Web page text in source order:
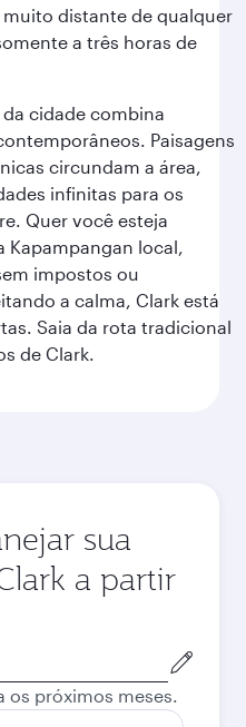
distante de qualquer
a três horas de
cidade combina
Paisagens
circundam a área,
infinitas para os
Quer você esteja
Kapampangan local,
impostos ou
a calma, Clark está
Saia da rota tradicional
de Clark.
sua
a partir
os próximos meses.